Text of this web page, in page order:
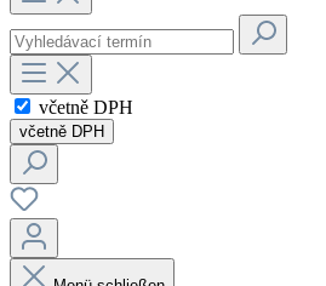
včetně DPH
včetně DPH